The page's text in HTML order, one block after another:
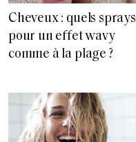
Cheveux : quels sprays
pour un effet wavy
comme à la plage ?